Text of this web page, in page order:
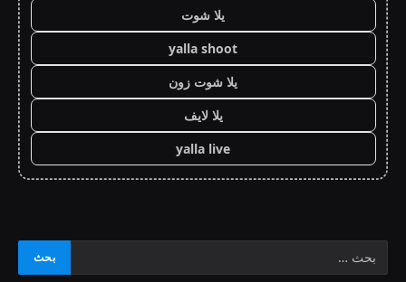
يلا شوت
yalla shoot
يلا شوت زون
يلا لايف
yalla live